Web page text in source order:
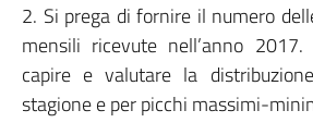
2. Si prega di fornire il numero
mensili ricevute nell’anno
capire e valutare la
stagione e per picchi massimi-